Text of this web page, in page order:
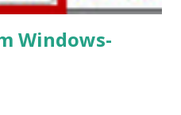
Windows-